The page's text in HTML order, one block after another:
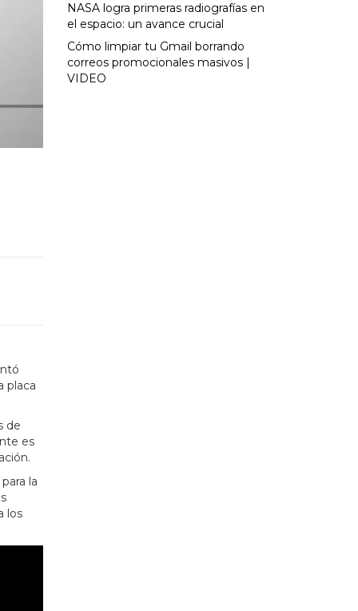
placa
de
es
la
los
NASA logra primeras radiografías en
el espacio: un avance crucial
Cómo limpiar tu Gmail borrando
correos promocionales masivos |
VIDEO